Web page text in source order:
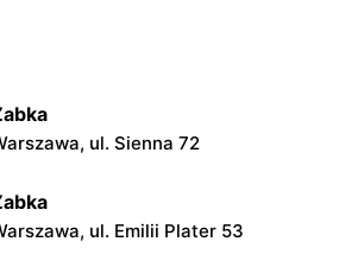
ul. Sienna 72
ul. Emilii Plater 53